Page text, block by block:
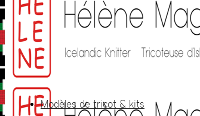
Modèles de tricot & kits